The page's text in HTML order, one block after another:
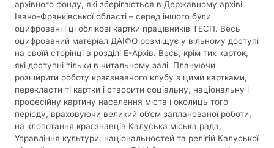
архівного фонду, які зберігаються в Державному архіві
Івано-Франківської області – серед іншого були
оцифровані і ці облікові картки працівників ТЕСП. Весь
оцифрований матеріал ДАІФО розміщує у вільному доступі
на своїй сторінці в розділі Е-Архів. Весь, крім тих карток,
які доступні тільки в читальному залі. Плануючи
розширити роботу краєзнавчого клубу з цими картками,
перекласти ті картки і створити соціальну, національну і
професійну картину населення міста і околиць того
періоду, враховуючи великий об’єм запланованої роботи,
на клопотання краєзнавців Калуська міська рада,
Управління культури, національностей та релігій Калуської